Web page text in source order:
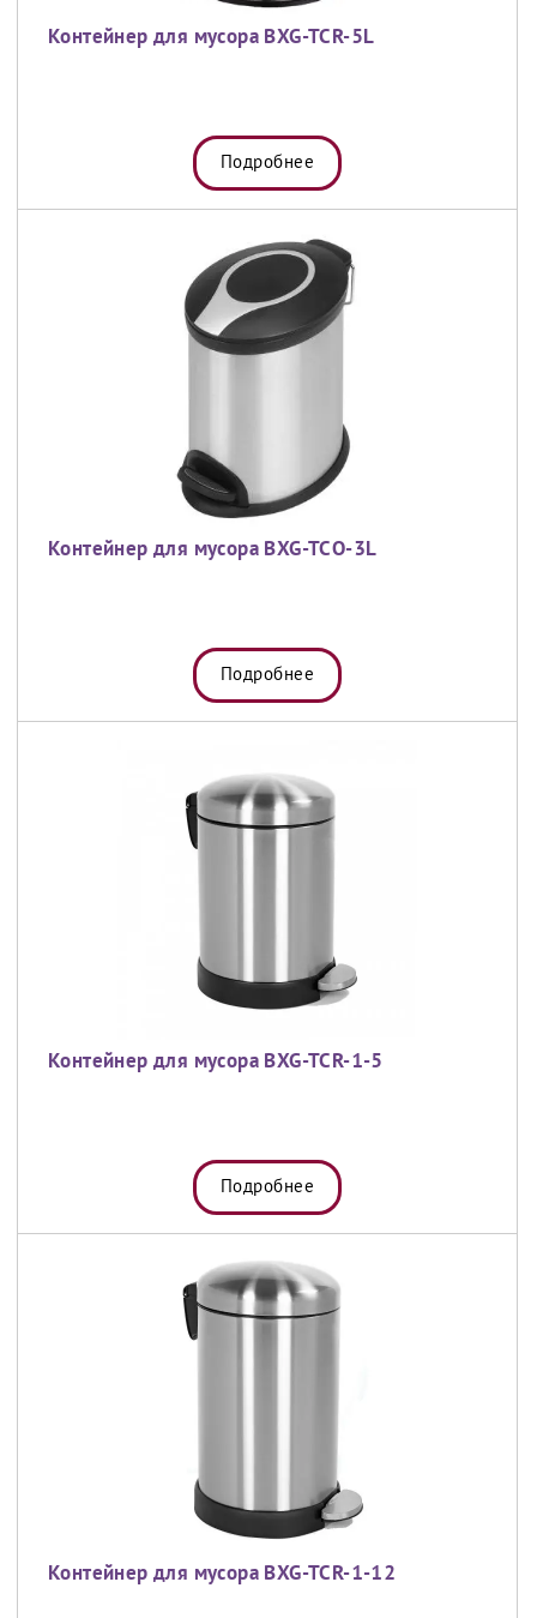
Контейнер для мусора BXG-TCR-5L
Подробнее
Контейнер для мусора BXG-TCО-3L
Подробнее
Контейнер для мусора BXG-TCR-1-5
Подробнее
Контейнер для мусора BXG-TCR-1-12